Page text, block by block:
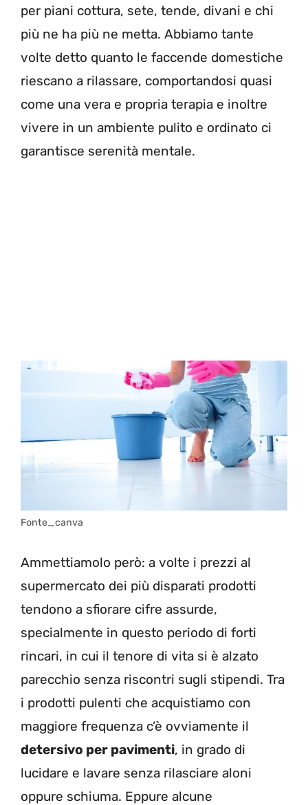
per piani cottura, sete, tende, divani e chi
più ne ha più ne metta. Abbiamo tante
volte detto quanto le faccende domestiche
riescano a rilassare, comportandosi quasi
come una vera e propria terapia e inoltre
vivere in un ambiente pulito e ordinato ci
garantisce serenità mentale.
Fonte_canva
Ammettiamolo però: a volte i prezzi al
supermercato dei più disparati prodotti
tendono a sfiorare cifre assurde,
specialmente in questo periodo di forti
rincari, in cui il tenore di vita si è alzato
parecchio senza riscontri sugli stipendi. Tra
i prodotti pulenti che acquistiamo con
maggiore frequenza c’è ovviamente il
detersivo per pavimenti, in grado di
lucidare e lavare senza rilasciare aloni
oppure schiuma. Eppure alcune